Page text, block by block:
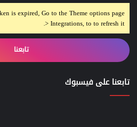
is expired, Go to the Theme options page
> Integrations, to to refresh it.
تابعنا
تابعنا على فيسبوك